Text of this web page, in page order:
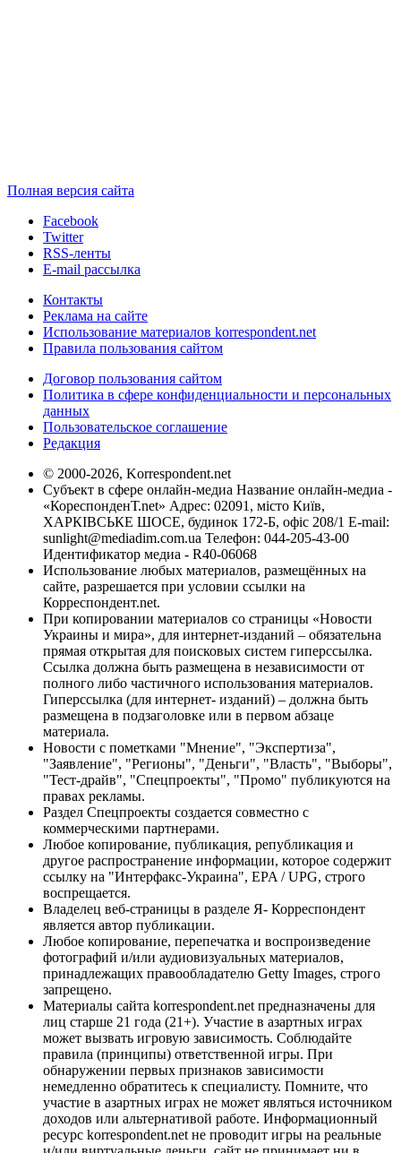
Полная версия сайта
Facebook
Twitter
RSS-ленты
E-mail рассылка
Контакты
Реклама на сайте
Использование материалов korrespondent.net
Правила пользования сайтом
Договор пользования сайтом
Политика в сфере конфиденциальности и персональных
данных
Пользовательское соглашение
Редакция
© 2000-2026, Korrespondent.net
Субъект в сфере онлайн-медиа Название онлайн-медиа -
«КореспонденТ.net» Адрес: 02091, місто Київ,
ХАРКІВСЬКЕ ШОСЕ, будинок 172-Б, офіс 208/1 E-mail:
sunlight@mediadim.com.ua Телефон: 044-205-43-00
Идентификатор медиа - R40-06068
Использование любых материалов, размещённых на
сайте, разрешается при условии ссылки на
Корреспондент.net.
При копировании материалов со страницы «Новости
Украины и мира», для интернет-изданий – обязательна
прямая открытая для поисковых систем гиперссылка.
Ссылка должна быть размещена в независимости от
полного либо частичного использования материалов.
Гиперссылка (для интернет- изданий) – должна быть
размещена в подзаголовке или в первом абзаце
материала.
Новости с пометками "Мнение", "Экспертиза",
"Заявление", "Регионы", "Деньги", "Власть", "Выборы",
"Тест-драйв", "Спецпроекты", "Промо" публикуются на
правах рекламы.
Раздел Спецпроекты создается совместно с
коммерческими партнерами.
Любое копирование, публикация, републикация и
другое распространение информации, которое содержит
ссылку на "Интерфакс-Украина", EPA / UPG, строго
воспрещается.
Владелец веб-страницы в разделе Я- Корреспондент
является автор публикации.
Любое копирование, перепечатка и воспроизведение
фотографий и/или аудиовизуальных материалов,
принадлежащих правообладателю Getty Images, строго
запрещено.
Материалы сайта korrespondent.net предназначены для
лиц старше 21 года (21+). Участие в азартных играх
может вызвать игровую зависимость. Соблюдайте
правила (принципы) ответственной игры. При
обнаружении первых признаков зависимости
немедленно обратитесь к специалисту. Помните, что
участие в азартных играх не может являться источником
доходов или альтернативой работе. Информационный
ресурс korrespondent.net не проводит игры на реальные